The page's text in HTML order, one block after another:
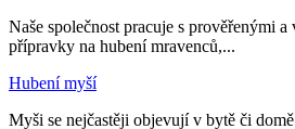
Naše společnost pracuje s prověřenými
přípravky na hubení mravenců,...
Hubení myší
Myši se nejčastěji objevují v bytě či